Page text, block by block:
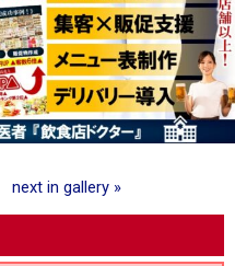
next in gallery »